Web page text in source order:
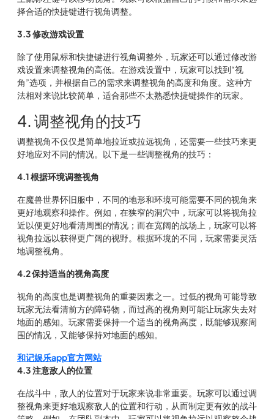
择合适的快捷键进行视角调整。
3.3 修改游戏设置
除了使用鼠标和快捷键进行视角调整外，玩家还可以通过修改游
戏设置来调整视角的高低。在游戏设置中，玩家可以找到“视
角”选项，并根据自己的需求来调整视角的高度和角度。这种方
法相对来说比较简单，适合那些不太熟悉快捷键操作的玩家。
4. 调整视角的技巧
调整视角不仅仅是简单地拉近或拉远视角，还需要一些技巧来更
好地应对不同的情况。以下是一些调整视角的技巧：
4.1 根据环境调整视角
在魔兽世界怀旧服中，不同的地形和环境可能需要不同的视角来
更好地观察和操作。例如，在狭窄的洞穴中，玩家可以将视角拉
近以便更好地看清周围的情况；而在宽阔的战场上，玩家可以将
视角拉远以获得更广阔的视野。根据环境的不同，玩家需要灵活
地调整视角。
4.2 保持适当的视角高度
视角的高度也是调整视角的重要因素之一。过低的视角可能导致
玩家无法看清前方的障碍物，而过高的视角则可能让玩家失去对
地面的感知。玩家需要保持一个适当的视角高度，既能够观察周
围的情况，又能够保持对地面的感知。
和记娱乐app官方网站
4.3 注意敌人的位置
在战斗中，敌人的位置对于玩家来说非常重要。玩家可以通过调
整视角来更好地观察敌人的位置和行动，从而制定更有效的战斗